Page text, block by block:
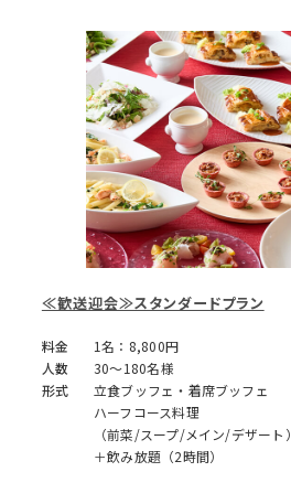
≪歓送迎会≫スタンダードプラン
料金
1名：8,800円
人数
30～180名様
形式
立食ブッフェ・着席ブッフェ
ハーフコース料理
（前菜/スープ/メイン/デザート）
＋飲み放題（2時間）